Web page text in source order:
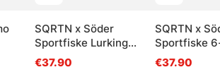
SQRTN x Söder
Sportfiske Lurking
Pike Trucker, Black
€37.90
SQRTN x
Sportfiske
Cap, Black
€37.90